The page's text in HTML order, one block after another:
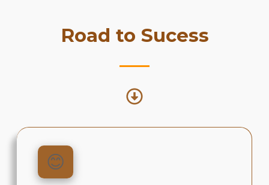
Road to Sucess
😊